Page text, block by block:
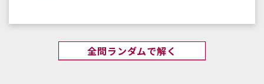
全問ランダムで解く